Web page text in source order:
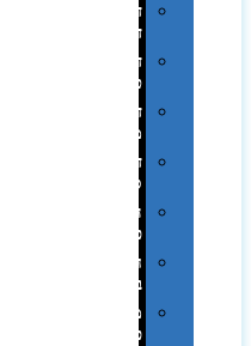
דפוס
דיגיטלי
דפוס
טמפון
דפוס
משי
דפוס
סובלימציה
הדפס
פרוצס
חריטה
בלייזר
מהו
פנטון?